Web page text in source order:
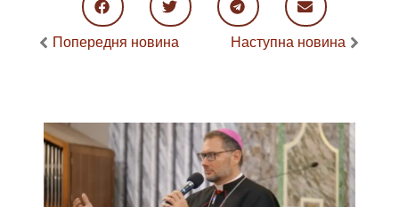
Попередня новина Наступна новина